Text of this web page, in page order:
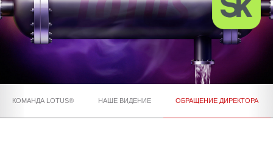
КОМАНДА LOTUS® НАШЕ ВИДЕНИЕ ОБРАЩЕНИЕ ДИРЕКТОРА